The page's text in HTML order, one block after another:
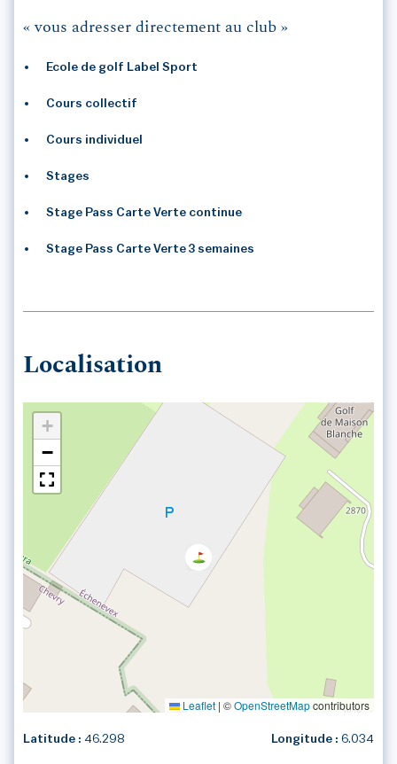
« vous adresser directement au club »
Ecole de golf Label Sport
Cours collectif
Cours individuel
Stages
Stage Pass Carte Verte continue
Stage Pass Carte Verte 3 semaines
Localisation
+
−
Leaflet | ©OpenStreetMapcontributors
Latitude : 46.298 Longitude : 6.034